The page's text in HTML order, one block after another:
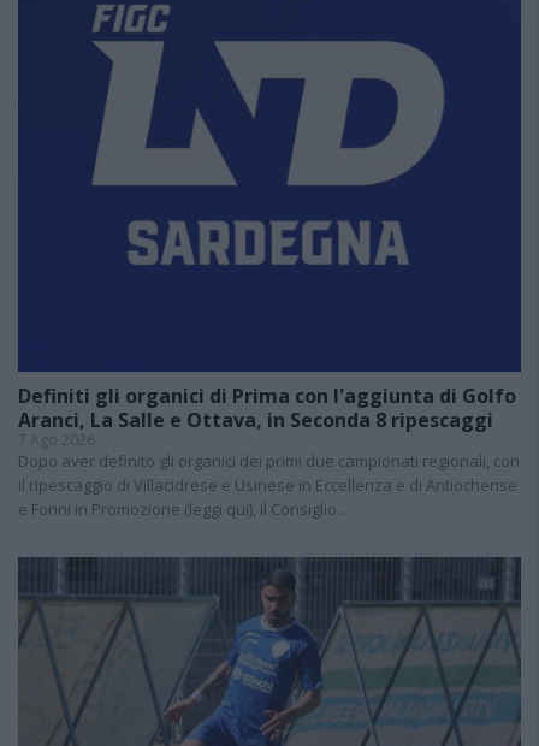
Definiti gli organici di Prima con l'aggiunta di Golfo
Aranci, La Salle e Ottava, in Seconda 8 ripescaggi
7 Ago 2026
Dopo aver definito gli organici dei primi due campionati regionali, con
il ripescaggio di Villacidrese e Usinese in Eccellenza e di Antiochense
e Fonni in Promozione (leggi qui), il Consiglio…